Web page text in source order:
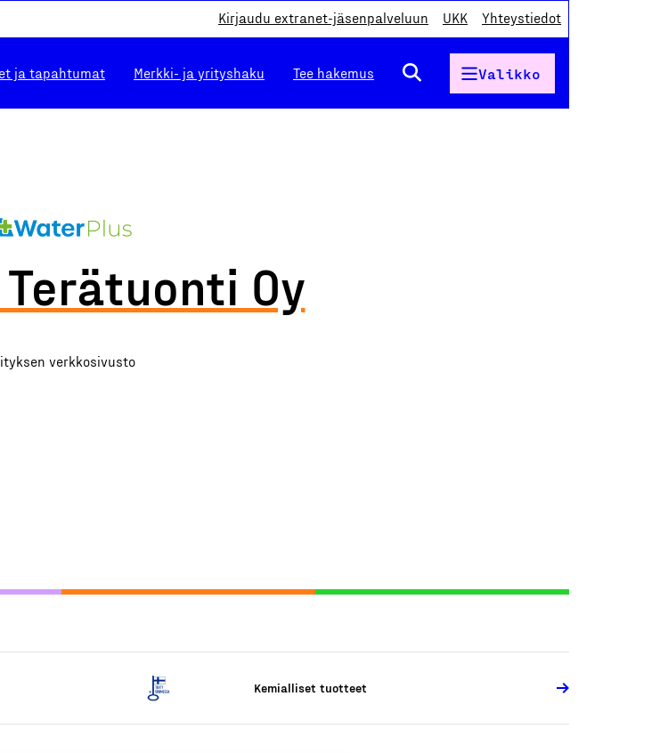
Kirjaudu extranet-jäsenpalveluun UKK Yhteystiedot
ja tapahtumat Merkki- ja yrityshaku Tee hakemus Valikko
Oy
verkkosivusto
Kemialliset tuotteet